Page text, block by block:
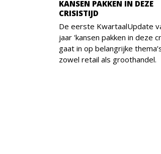
KANSEN PAKKEN IN DEZE
CRISISTIJD
De eerste KwartaalUpdate
jaar 'kansen pakken in deze
gaat in op belangrijke
zowel retail als groothandel.